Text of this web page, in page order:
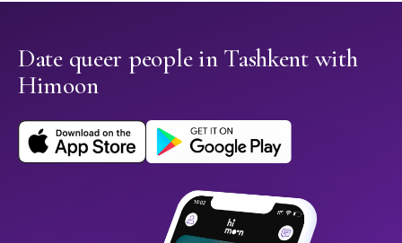
Date queer people in Tashkent with
Himoon